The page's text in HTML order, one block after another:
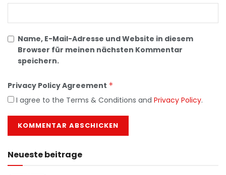
Name, E-Mail-Adresse und Website in diesem
Browser für meinen nächsten Kommentar
speichern.
Privacy Policy Agreement *
I agree to the Terms & Conditions and Privacy Policy.
Neueste beitrage